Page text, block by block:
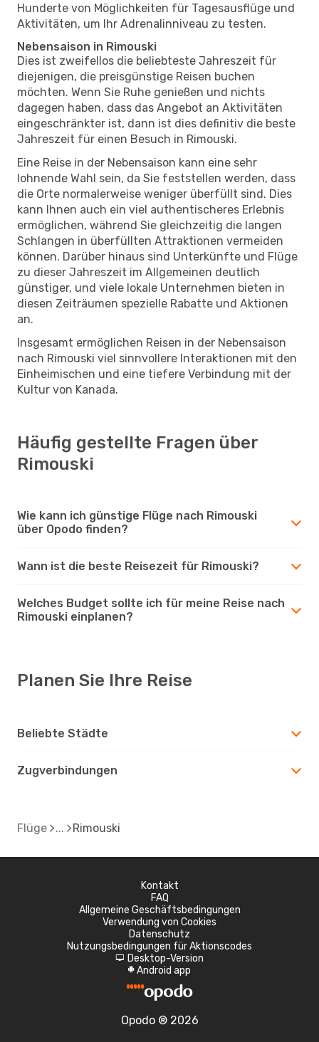
Hunderte von Möglichkeiten für Tagesausflüge und
Aktivitäten, um Ihr Adrenalinniveau zu testen.
Nebensaison in Rimouski
Dies ist zweifellos die beliebteste Jahreszeit für
diejenigen, die preisgünstige Reisen buchen
möchten. Wenn Sie Ruhe genießen und nichts
dagegen haben, dass das Angebot an Aktivitäten
eingeschränkter ist, dann ist dies definitiv die beste
Jahreszeit für einen Besuch in Rimouski.
Eine Reise in der Nebensaison kann eine sehr
lohnende Wahl sein, da Sie feststellen werden, dass
die Orte normalerweise weniger überfüllt sind. Dies
kann Ihnen auch ein viel authentischeres Erlebnis
ermöglichen, während Sie gleichzeitig die langen
Schlangen in überfüllten Attraktionen vermeiden
können. Darüber hinaus sind Unterkünfte und Flüge
zu dieser Jahreszeit im Allgemeinen deutlich
günstiger, und viele lokale Unternehmen bieten in
diesen Zeiträumen spezielle Rabatte und Aktionen
an.
Insgesamt ermöglichen Reisen in der Nebensaison
nach Rimouski viel sinnvollere Interaktionen mit den
Einheimischen und eine tiefere Verbindung mit der
Kultur von Kanada.
Häufig gestellte Fragen über
Rimouski
Wie kann ich günstige Flüge nach Rimouski
über Opodo finden?
Wann ist die beste Reisezeit für Rimouski?
Welches Budget sollte ich für meine Reise nach
Rimouski einplanen?
Planen Sie Ihre Reise
Beliebte Städte
Zugverbindungen
Flüge Rimouski
Kontakt
FAQ
Allgemeine Geschäftsbedingungen
Verwendung von Cookies
Datenschutz
Nutzungsbedingungen für Aktionscodes
d Desktop-Version
A Android app
Opodo ® 2026